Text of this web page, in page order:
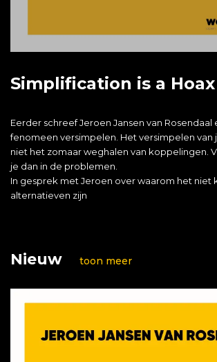
Simplification is a Hoax
Eerder schreef Jeroen Jansen van
fenomeen versimpelen. Het versimpelen van
niet het zomaar weghalen van koppelingen.
je dan in de problemen.
In gesprek met Jeroen over waarom het niet
alternatieven zijn
Nieuw toon meer